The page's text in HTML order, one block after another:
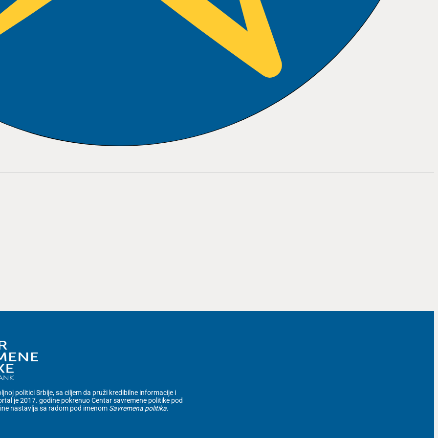
politici Srbije, sa ciljem da pruži kredibilne informacije i
je 2017. godine pokrenuo Centar savremene politike pod
nastavlja sa radom pod imenom Savremena politika.